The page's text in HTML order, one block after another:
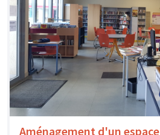
Aménagement d'un espace